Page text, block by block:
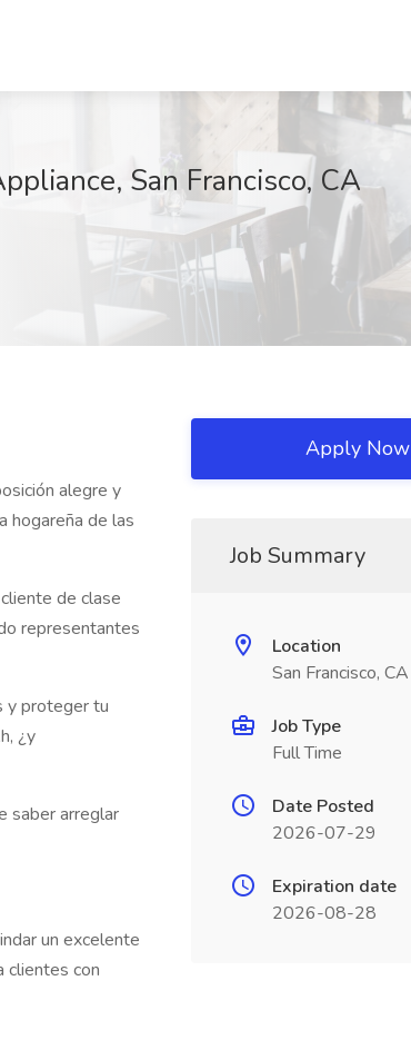
San Francisco, CA
alegre y
hogareña de las
de clase
representantes
y proteger tu
¿y
saber arreglar
un excelente
clientes con
Apply Now
Job Summary
Location
San Francisco, CA
Job Type
Full Time
Date Posted
2026-07-29
Expiration date
2026-08-28